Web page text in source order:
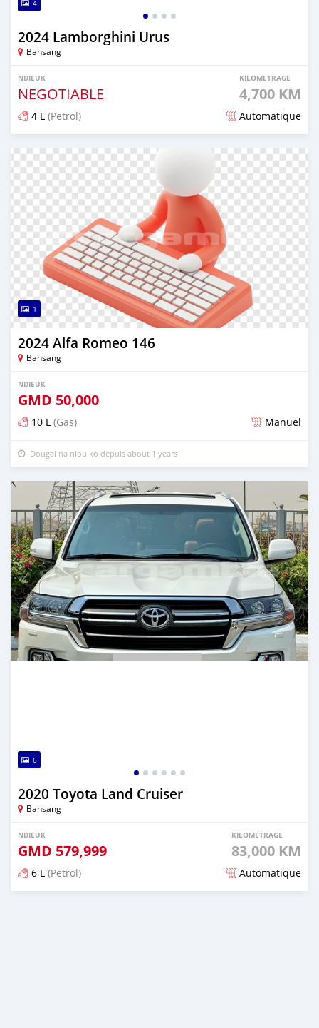
4
2024 Lamborghini Urus
Bansang
NDIEUK
NEGOTIABLE
KILOMETRAGE
4,700 KM
4 L (Petrol) Automatique
1
2024 Alfa Romeo 146
Bansang
NDIEUK
GMD 50,000
10 L (Gas) Manuel
Dougal na niou ko depuis about 1 years
6
2020 Toyota Land Cruiser
Bansang
NDIEUK
GMD 579,999
KILOMETRAGE
83,000 KM
6 L (Petrol) Automatique